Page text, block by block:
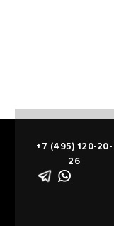
+7 (495) 120-20-
26